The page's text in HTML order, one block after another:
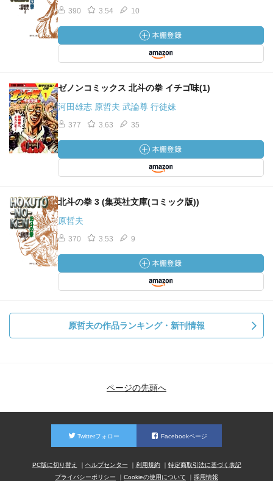
390 3.54 10
ゼノンコミックス 北斗の拳 イチゴ味(1)
河田雄志 原哲夫 武論尊 行徒妹
377 3.63 35
北斗の拳 3 (集英社文庫(コミック版))
原哲夫
370 3.53 9
原哲夫の作品ランキング・新刊情報
ページの先頭へ
Twitterフォロー Facebookページ
PC版に切り替え ヘルプセンター 利用規約
特定商取引法に基づく表記
プライバシーポリシー
Cookieの使用について 採用情報